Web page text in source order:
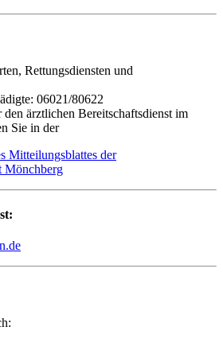
Rettungsdiensten und
06021/80622
ärztlichen Bereitschaftsdienst im
Sie in der
Mitteilungsblattes der
Mönchberg